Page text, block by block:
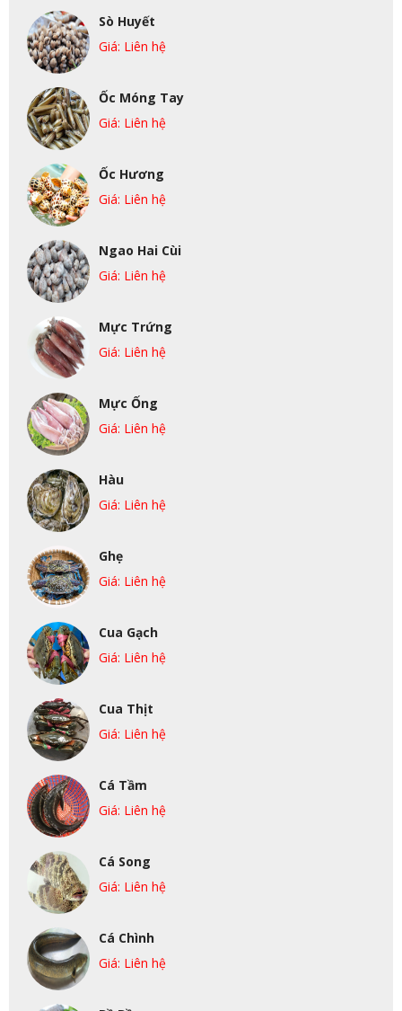
Sò Huyết
Giá: Liên hệ
Ốc Móng Tay
Giá: Liên hệ
Ốc Hương
Giá: Liên hệ
Ngao Hai Cùi
Giá: Liên hệ
Mực Trứng
Giá: Liên hệ
Mực Ống
Giá: Liên hệ
Hàu
Giá: Liên hệ
Ghẹ
Giá: Liên hệ
Cua Gạch
Giá: Liên hệ
Cua Thịt
Giá: Liên hệ
Cá Tầm
Giá: Liên hệ
Cá Song
Giá: Liên hệ
Cá Chình
Giá: Liên hệ